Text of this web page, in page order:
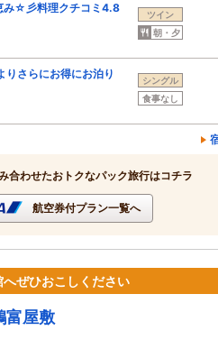
み☆彡料理クチコミ4.8
ツイン
朝・夕
りさらにお得にお泊り
シングル
食事なし
合わせたおトクなパック旅行はコチラ
航空券付プラン一覧へ
ぜひおこしください
屋敷